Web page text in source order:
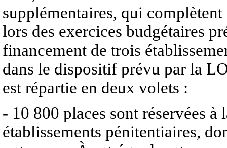
supplémentaires, qui
lors des exercices budgétaires
financement de trois
dans le dispositif prévu par la
est répartie en deux volets :
- 10 800 places sont réservées
établissements pénitentiaires,